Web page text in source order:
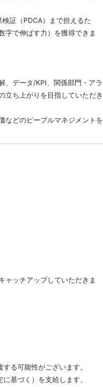
証（PDCA）まで担えるた
字で伸ばす力）を獲得できま
、データ/KPI、関係部門・アラ
立ち上がりを目指していただき
などのピープルマネジメントを
ャッチアップしていただきま
る可能性がございます。
基づく）を支給します。